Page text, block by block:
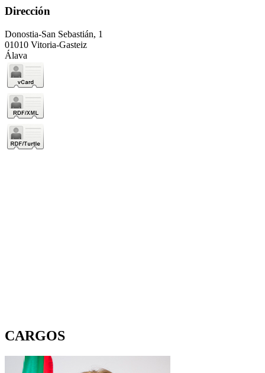
Dirección
Donostia-San Sebastián, 1
01010 Vitoria-Gasteiz
Álava
CARGOS